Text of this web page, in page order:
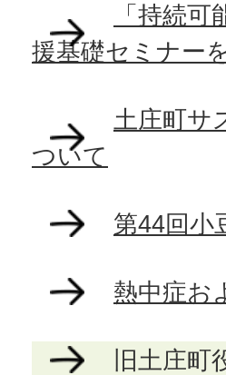
「持続
援基礎セミナー
土庄町サ
ついて
第44回小
熱中症お
旧土庄